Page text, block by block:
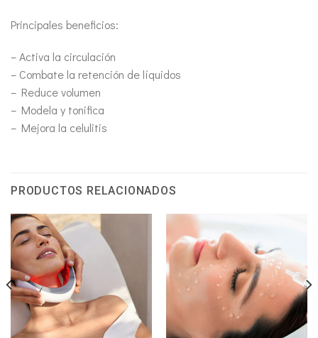
Principales beneficios:
– Activa la circulación
– Combate la retención de líquidos
– Reduce volumen
– Modela y tonifica
– Mejora la celulitis
PRODUCTOS RELACIONADOS